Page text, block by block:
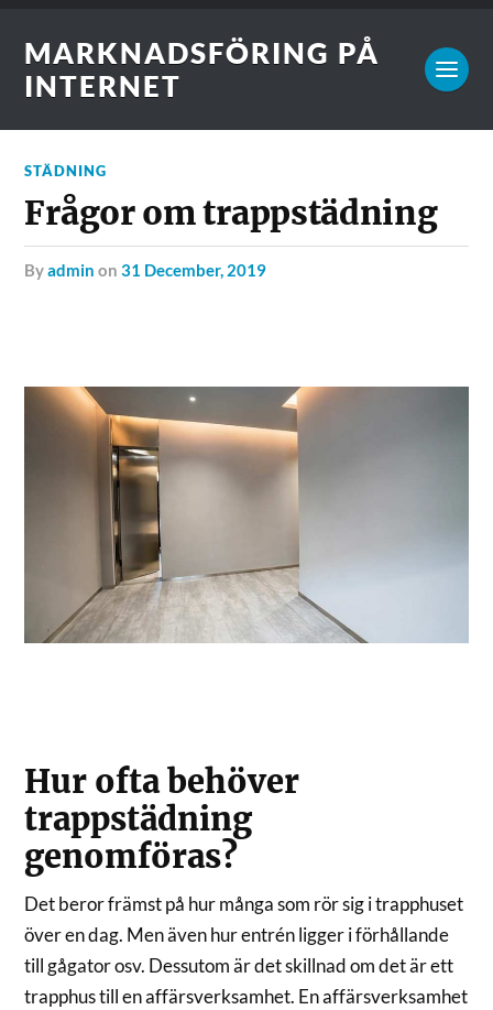
MARKNADSFÖRING PÅ
INTERNET
STÄDNING
Frågor om trappstädning
byadmin on31 December, 2019
Hur ofta behöver
trappstädning
genomföras?
Det beror främst på hur många som rör sig i trapphuset
över en dag. Men även hur entrén ligger i förhållande
till gågator osv. Dessutom är det skillnad om det är ett
trapphus till en affärsverksamhet. En affärsverksamhet